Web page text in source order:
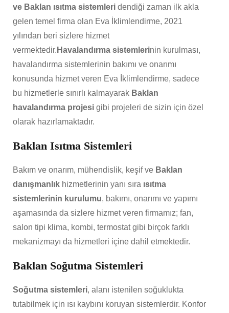
ve Baklan ısıtma sistemleri dendiği zaman ilk akla
gelen temel firma olan Eva İklimlendirme, 2021
yılından beri sizlere hizmet
vermektedir. Havalandırma sistemlerinin kurulması,
havalandırma sistemlerinin bakımı ve onarımı
konusunda hizmet veren Eva İklimlendirme, sadece
bu hizmetlerle sınırlı kalmayarak Baklan
havalandırma projesi gibi projeleri de sizin için özel
olarak hazırlamaktadır.
Baklan Isıtma Sistemleri
Bakım ve onarım, mühendislik, keşif ve Baklan
danışmanlık hizmetlerinin yanı sıra ısıtma
sistemlerinin kurulumu, bakımı, onarımı ve yapımı
aşamasında da sizlere hizmet veren firmamız; fan,
salon tipi klima, kombi, termostat gibi birçok farklı
mekanizmayı da hizmetleri içine dahil etmektedir.
Baklan Soğutma Sistemleri
Soğutma sistemleri, alanı istenilen soğuklukta
tutabilmek için ısı kaybını koruyan sistemlerdir. Konfor